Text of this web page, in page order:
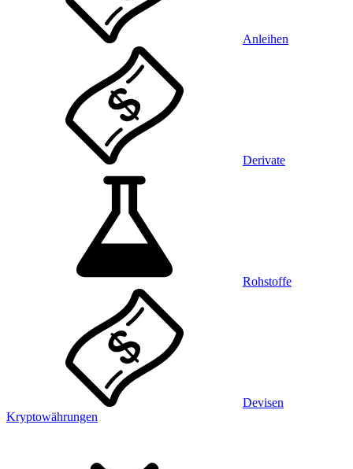
Anleihen
Derivate
Rohstoffe
Devisen
Kryptowährungen